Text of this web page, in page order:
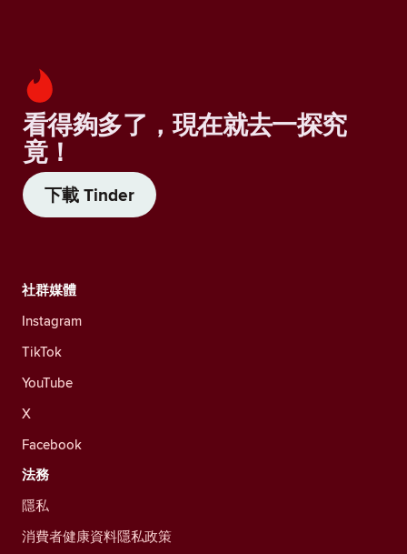
看得夠多了，現在就去一探究
竟！
下載 Tinder
社群媒體
Instagram
TikTok
YouTube
X
Facebook
法務
隱私
消費者健康資料隱私政策